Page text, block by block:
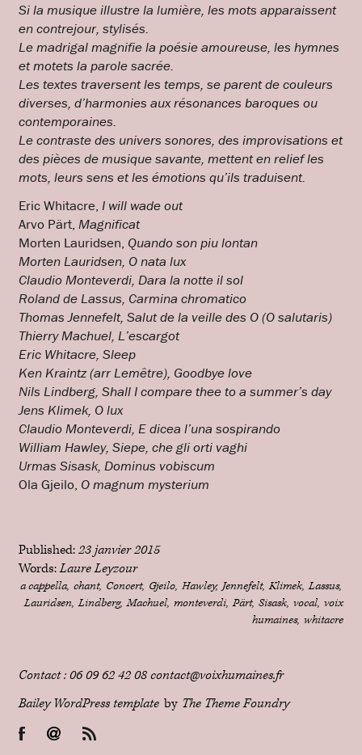
Si la musique illustre la lumière, les mots apparaissent
en contrejour, stylisés.
Le madrigal magnifie la poésie amoureuse, les hymnes
et motets la parole sacrée.
Les textes traversent les temps, se parent de couleurs
diverses, d’harmonies aux résonances baroques ou
contemporaines.
Le contraste des univers sonores, des improvisations et
des pièces de musique savante, mettent en relief les
mots, leurs sens et les émotions qu’ils traduisent.
Eric Whitacre, I will wade out
Arvo Pärt, Magnificat
Morten Lauridsen, Quando son piu lontan
Morten Lauridsen, O nata lux
Claudio Monteverdi, Dara la notte il sol
Roland de Lassus, Carmina chromatico
Thomas Jennefelt, Salut de la veille des O (O salutaris)
Thierry Machuel, L’escargot
Eric Whitacre, Sleep
Ken Kraintz (arr Lemêtre), Goodbye love
Nils Lindberg, Shall I compare thee to a summer’s day
Jens Klimek, O lux
Claudio Monteverdi, E dicea l’una sospirando
William Hawley, Siepe, che gli orti vaghi
Urmas Sisask, Dominus vobiscum
Ola Gjeilo, O magnum mysterium
Published:23 janvier 2015
Words:Laure Leyzour
a cappella chant Concert Gjeilo Hawley Jennefelt Klimek Lassus
Lauridsen Lindberg Machuel monteverdi Pärt Sisask vocal voix
humaines whitacre
Contact : 06 09 62 42 08 contact@voixhumaines.fr
Bailey WordPress template by The Theme Foundry
FacebookEmail